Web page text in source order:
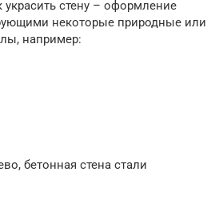
украсить стену – оформление
некоторые природные или
например:
бетонная стена стали